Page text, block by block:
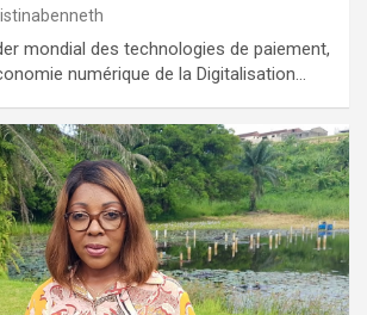
mondial des technologies de paiement,
numérique de la Digitalisation…